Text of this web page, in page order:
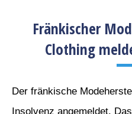
Fränkischer
Clothing
Der fränkische
Insolvenz angemeldet.